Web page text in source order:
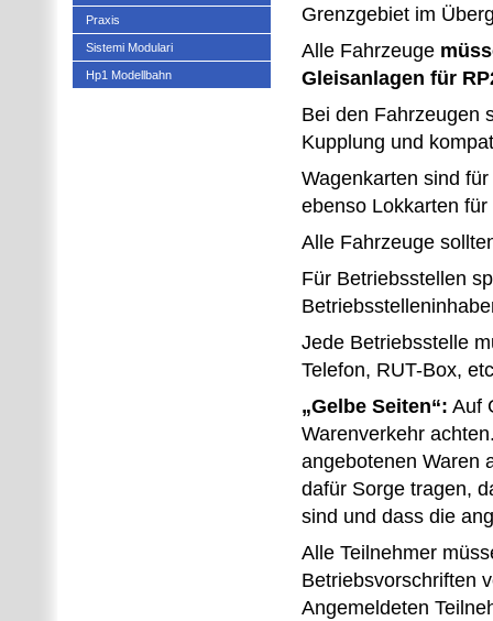
Grenzgebiet im
Alle Fahrzeuge
Gleisanlagen für
Bei den Fahrzeugen
Kupplung und
Wagenkarten sind
ebenso Lokkarten
Alle Fahrzeuge
Für Betriebsstellen
Jede Betriebsstelle
Telefon, RUT-Box,
„Gelbe Seiten“: Auf
Warenverkehr
angebotenen Waren
dafür Sorge tragen,
sind und dass die
Alle Teilnehmer
Betriebsvorschriften
Angemeldeten
Praxis
Sistemi Modulari
Hp1 Modellbahn